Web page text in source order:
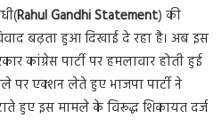
Rahul Gandhi Statement) की
बढ़ता हुआ दिखाई दे रहा है। अब इस
कांग्रेस पार्टी पर हमलावार होती हुई
पर एक्शन लेते हुए भाजपा पार्टी ने
हुए इस मामले के विरूद्ध शिकायत दर्ज